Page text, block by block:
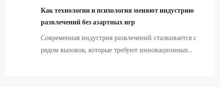
Как технологии и психология меняют индустрию
развлечений без азартных игр
Современная индустрия развлечений сталкивается с
рядом вызовов, которые требуют инновационных…